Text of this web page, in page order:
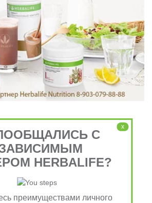
Гербалайф
Nutrition
x
С
HERBALIFE?
преимуществами личного